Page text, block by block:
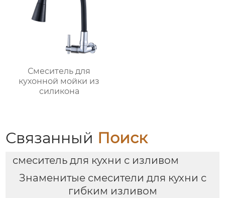
Смеситель для
кухонной мойки из
силикона
Связанный Поиск
смеситель для кухни с изливом
Знаменитые смесители для кухни с
гибким изливом